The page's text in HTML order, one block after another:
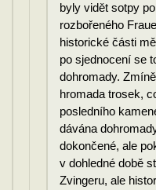
byly vidět sotpy
rozbořeného
historické části
po sjednocení se
dohromady.
hromada trosek,
posledního
dávána
dokončené, ale
v dohledné době
Zvingeru, ale